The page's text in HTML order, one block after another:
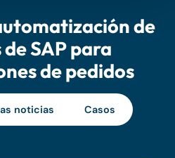
de
SAP para
de pedidos
noticias Casos